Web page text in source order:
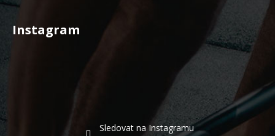
Instagram
Sledovat na Instagramu